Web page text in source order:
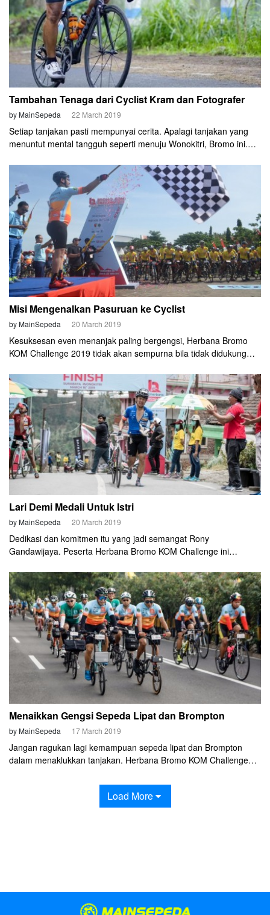
Tambahan Tenaga dari Cyclist Kram dan Fotografer
by MainSepeda 22 March 2019
Setiap tanjakan pasti mempunyai cerita. Apalagi tanjakan yang
menuntut mental tangguh seperti menuju Wonokitri, Bromo ini.
menaklukkan tanjakan setinggi 2.000 meter dan sepanjang 25
km.
Misi Mengenalkan Pasuruan ke Cyclist
by MainSepeda 20 March 2019
Kesuksesan even menanjak paling bergengsi, Herbana Bromo
KOM Challenge 2019 tidak akan sempurna bila tidak didukung
dalam rangkaian acara ulang tahun kota Pasuruan ke-333.
Lari Demi Medali Untuk Istri
by MainSepeda 20 March 2019
Dedikasi dan komitmen itu yang jadi semangat Rony
Gandawijaya. Peserta Herbana Bromo KOM Challenge ini
meter menuju Wonokitri, Bromo tanggal 16 Maret lalu itu.
Menaikkan Gengsi Sepeda Lipat dan Brompton
by MainSepeda 17 March 2019
Jangan ragukan lagi kemampuan sepeda lipat dan Brompton
dalam menaklukkan tanjakan. Herbana Bromo KOM Challenge
gowes menuju Wonokitri, Bromo. Dan tantangan itu disambut
oleh 108 cyclist menggunakan sepeda lipat berbagai merek dan
76 cyclist menggunakan Brompton untuk mengikuti even tanggal
Load More